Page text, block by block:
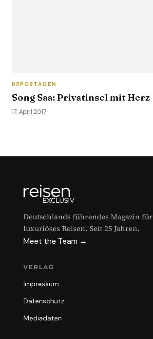
REPORTAGEN
Song Saa: Privatinsel mit Herz
17. April 2017
Deutschlands führendes Magazin für
luxuriöses Reisen. Seit 25 Jahren.
Meet the Team →
VERLAG
Impressum
Datenschutz
Mediadaten